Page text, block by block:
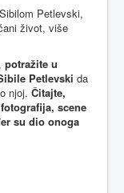
Petlevski,
život, više
, potražite u
Petlevski da
njoj. Čitajte,
scene
su dio onoga